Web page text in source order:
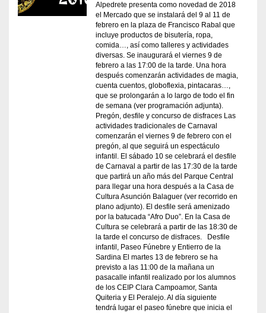
Alpedrete presenta como novedad de 2018
el Mercado que se instalará del 9 al 11 de
febrero en la plaza de Francisco Rabal que
incluye productos de bisutería, ropa,
comida…, así como talleres y actividades
diversas. Se inaugurará el viernes 9 de
febrero a las 17:00 de la tarde. Una hora
después comenzarán actividades de magia,
cuenta cuentos, globoflexia, pintacaras…,
que se prolongarán a lo largo de todo el fin
de semana (ver programación adjunta).
Pregón, desfile y concurso de disfraces Las
actividades tradicionales de Carnaval
comenzarán el viernes 9 de febrero con el
pregón, al que seguirá un espectáculo
infantil. El sábado 10 se celebrará el desfile
de Carnaval a partir de las 17:30 de la tarde
que partirá un año más del Parque Central
para llegar una hora después a la Casa de
Cultura Asunción Balaguer (ver recorrido en
plano adjunto). El desfile será amenizado
por la batucada “Afro Duo”. En la Casa de
Cultura se celebrará a partir de las 18:30 de
la tarde el concurso de disfraces. Desfile
infantil, Paseo Fúnebre y Entierro de la
Sardina El martes 13 de febrero se ha
previsto a las 11:00 de la mañana un
pasacalle infantil realizado por los alumnos
de los CEIP Clara Campoamor, Santa
Quiteria y El Peralejo. Al día siguiente
tendrá lugar el paseo fúnebre que inicia el